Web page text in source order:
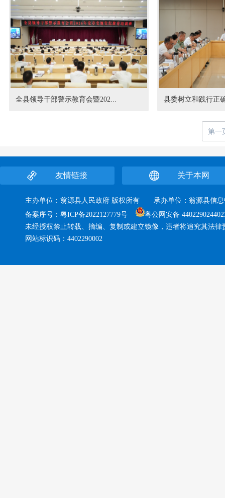
全县领导干部警示教育会暨202... 县委树立和践行正
第一
友情链接 关于本网
主办单位：翁源县人民政府 版权所有 承办单位：翁源县
备案序号： 粤ICP备2022127779号
粤公网安备
未经授权禁止转载、摘编、复制或建立镜像，违者将追究其法律
网站标识码：4402290002